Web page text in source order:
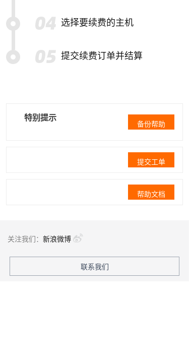
选择要续费的主机
提交续费订单并结算
特别提示
备份帮助
提交工单
帮助文档